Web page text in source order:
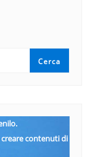
Cerca
contenuti di